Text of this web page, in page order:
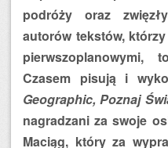
podróży oraz
autorów tekstów,
pierwszoplanowymi,
Czasem pisują i
Geographic, Poznaj
nagradzani za swoje
Maciąg, który za